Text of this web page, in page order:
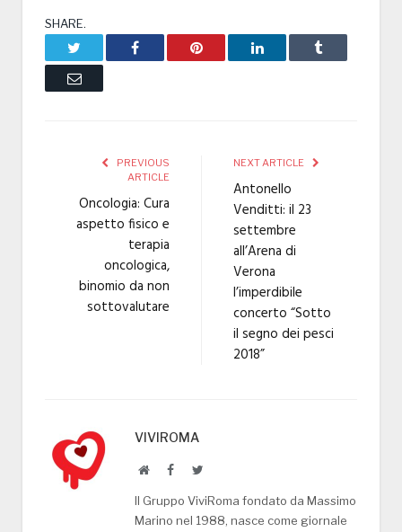
SHARE.
Facebook Pinterest LinkedIn Tumblr
Email
PREVIOUS
ARTICLE
Oncologia: Cura
aspetto fisico e
terapia
oncologica,
binomio da non
sottovalutare
NEXT ARTICLE
Antonello
Venditti: il 23
settembre
all’Arena di
Verona
l’imperdibile
concerto “Sotto
il segno dei pesci
2018”
VIVIROMA
WebsiteFacebookTwitter
Il Gruppo ViviRoma fondato da Massimo
Marino nel 1988, nasce come giornale